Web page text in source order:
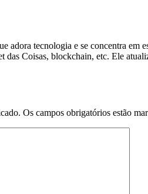
adora tecnologia e se concentra em
Coisas, blockchain, etc. Ele
Os campos obrigatórios estão